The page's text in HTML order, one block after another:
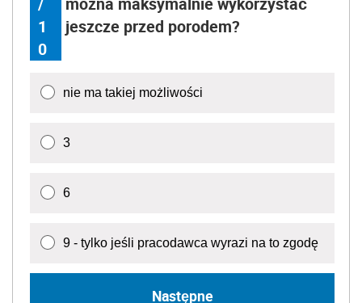
1
0
jeszcze przed porodem?
nie ma takiej możliwości
3
6
9 - tylko jeśli pracodawca wyrazi na to zgodę
Następne